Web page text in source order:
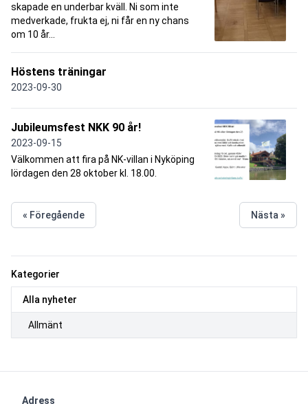
Kategorier
Alla nyheter
Allmänt
skapade en underbar kväll. Ni som inte
medverkade, frukta ej, ni får en ny chans
om 10 år...
Höstens träningar
2023-09-30
Jubileumsfest NKK 90 år!
2023-09-15
Välkommen att fira på NK-villan i Nyköping
lördagen den 28 oktober kl. 18.00.
« Föregående Nästa »
Adress